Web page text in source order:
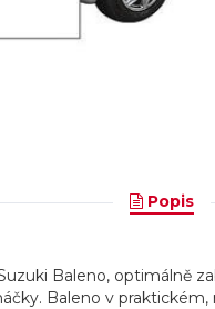
Popis
Baleno, optimálně
Baleno v